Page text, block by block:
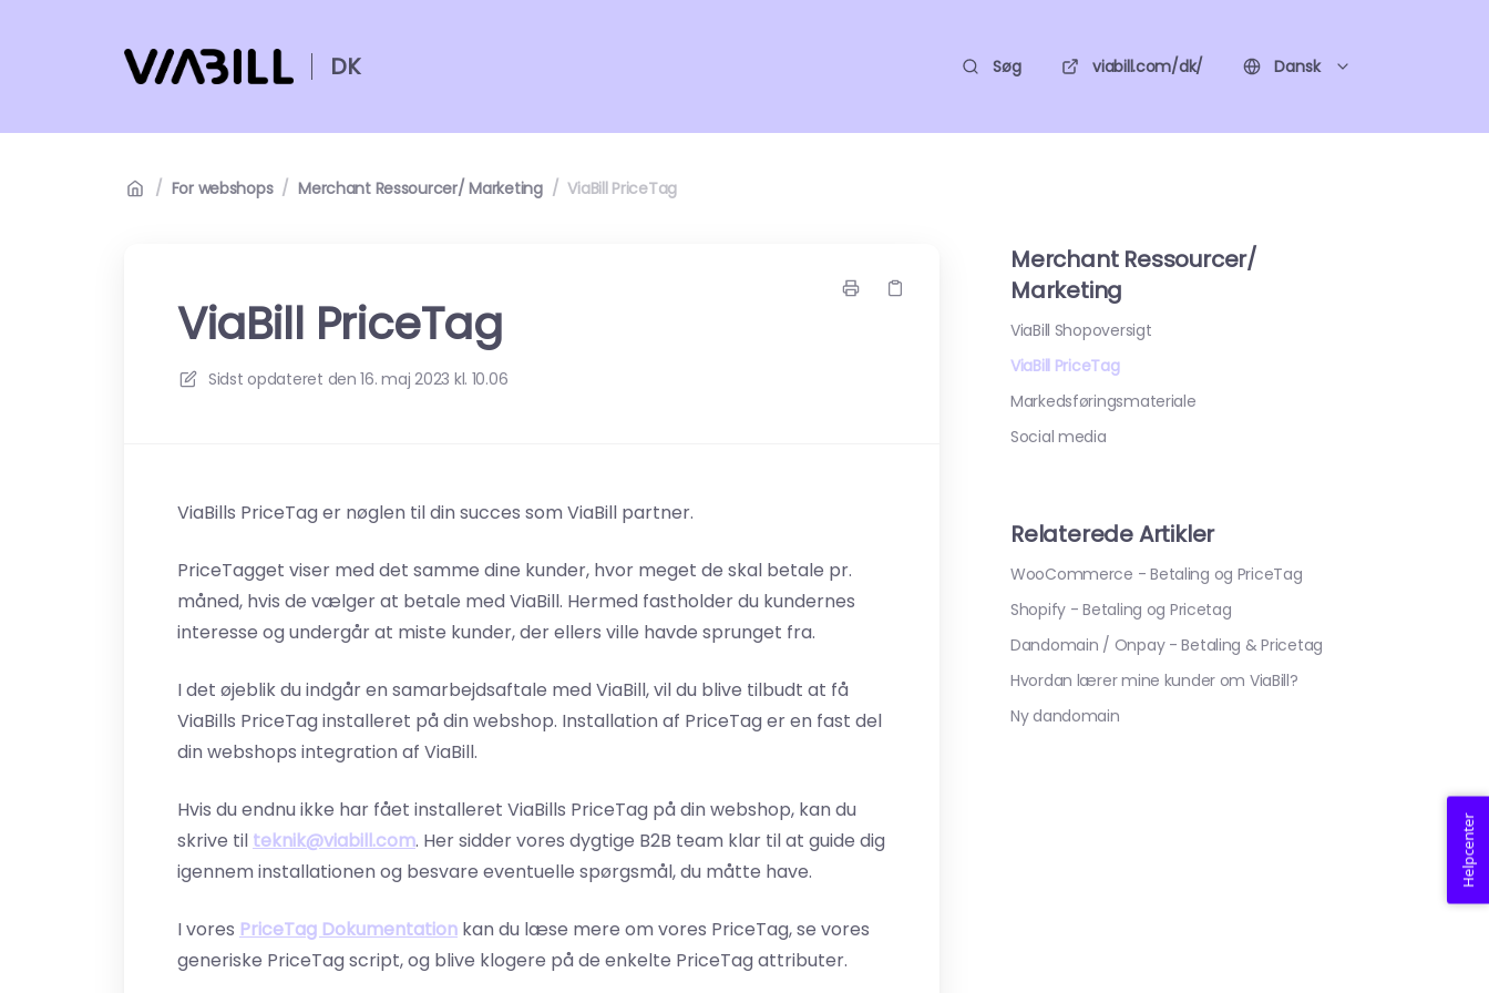
DK Søg viabill.com/dk/ Dansk
/ For webshops / Merchant Ressourcer/ Marketing / ViaBill PriceTag
ViaBill PriceTag
Sidst opdateret den 16. maj 2023 kl. 10.06
ViaBills PriceTag er nøglen til din succes som ViaBill partner.
PriceTagget viser med det samme dine kunder, hvor meget de skal betale pr.
måned, hvis de vælger at betale med ViaBill. Hermed fastholder du kundernes
interesse og undergår at miste kunder, der ellers ville havde sprunget fra.
I det øjeblik du indgår en samarbejdsaftale med ViaBill, vil du blive tilbudt at få
ViaBills PriceTag installeret på din webshop. Installation af PriceTag er en fast del
din webshops integration af ViaBill.
Hvis du endnu ikke har fået installeret ViaBills PriceTag på din webshop, kan du
skrive til teknik@viabill.com. Her sidder vores dygtige B2B team klar til at guide dig
igennem installationen og besvare eventuelle spørgsmål, du måtte have.
I vores PriceTag Dokumentation kan du læse mere om vores PriceTag, se vores
generiske PriceTag script, og blive klogere på de enkelte PriceTag attributer.
Merchant Ressourcer/
Marketing
ViaBill Shopoversigt
ViaBill PriceTag
Markedsføringsmateriale
Social media
Relaterede Artikler
WooCommerce - Betaling og PriceTag
Shopify - Betaling og Pricetag
Dandomain / Onpay - Betaling & Pricetag
Hvordan lærer mine kunder om ViaBill?
Ny dandomain
Helpcenter